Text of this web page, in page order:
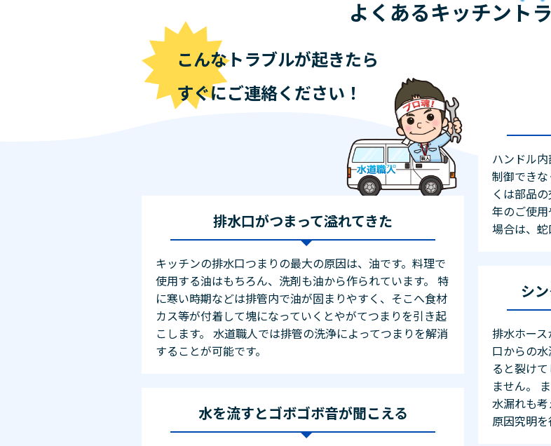
よくあるキッチン ト
こんなトラブルが起きたら
すぐにご連絡ください！
ハンドル
制御でき
くは部品
年のご使
場合は、蛇
排水口がつまって溢れてきた
キッチンの排水口つまりの最大の原因は、油です。料理で
使用する油はもちろん、洗剤も油から作られています。 特
に寒い時期などは排管内で油が固まりやすく、そこへ食材
カス等が付着して塊になっていくとやがてつまりを引き起
こします。 水道職人では排管の洗浄によってつまりを解消
することが可能です。
シ
排水ホー
口からの
ると裂け
ません。
水漏れも
原因究明を
水を流すとゴボゴボ音が聞こえる